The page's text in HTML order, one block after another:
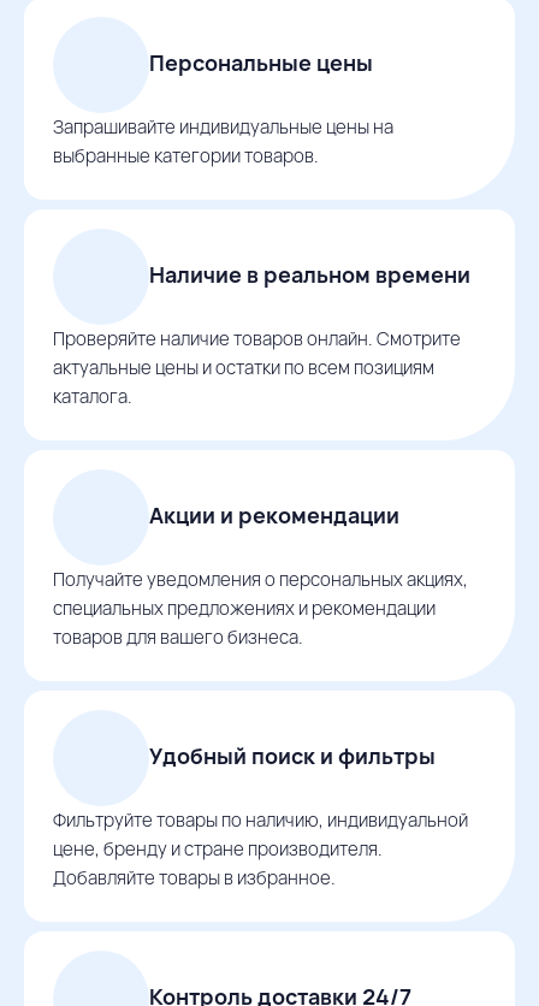
Персональные цены
Запрашивайте индивидуальные цены на
выбранные категории товаров.
Наличие в реальном времени
Проверяйте наличие товаров онлайн. Смотрите
актуальные цены и остатки по всем позициям
каталога.
Акции и рекомендации
Получайте уведомления о персональных акциях,
специальных предложениях и рекомендации
товаров для вашего бизнеса.
Удобный поиск и фильтры
Фильтруйте товары по наличию, индивидуальной
цене, бренду и стране производителя.
Добавляйте товары в избранное.
Контроль доставки 24/7